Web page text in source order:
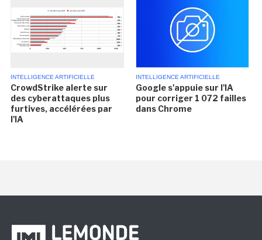
INTELLIGENCE ARTIFICIELLE
CrowdStrike alerte sur
des cyberattaques plus
furtives, accélérées par
l'IA
INTELLIGENCE ARTIFICIELLE
Google s'appuie sur l'IA
pour corriger 1 072 failles
dans Chrome